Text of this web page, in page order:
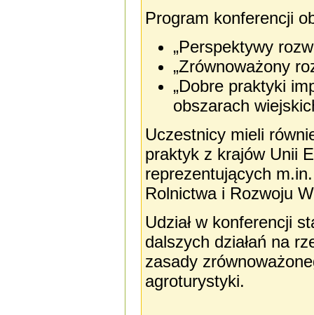
Program konferencji
„Perspektywy
„Zrównoważony
„Dobre praktyki
obszarach
Uczestnicy mieli
praktyk z krajów Unii
reprezentujących
Rolnictwa i Rozwoju
Udział w konferencji
dalszych działań na
zasady
agroturystyki.